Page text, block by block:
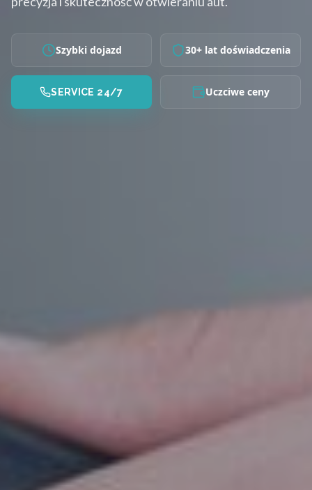
Szybki dojazd 30+ lat doświadczenia
SERVICE 24/7 Uczciwe ceny